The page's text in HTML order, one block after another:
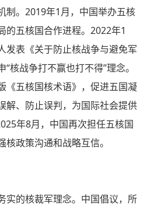
制。2019年1月，中国举办五核
的五核国合作进程。2022年1
发表《关于防止核战争与避免军
核战争打不赢也打不得”理念。
《五核国核术语》，促进五国凝
解、防止误判，为国际社会提供
年8月，中国再次担任五核国
政策沟通和战略互信。
实的核裁军理念。中国倡议，所